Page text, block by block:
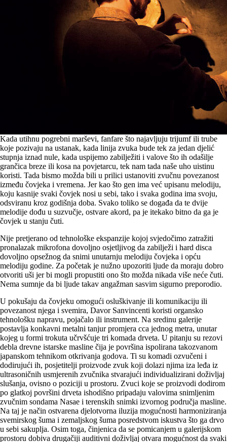
Kada utihnu pogrebni marševi, fanfare što najavljuju trijumf ili trube
koje pozivaju na ustanak, kada linija zvuka bude tek za jedan djelić
stupnja iznad nule, kada uspijemo zabilježiti i valove što ih odašilje
grančica breze ili kosa na povjetarcu, tek nam tada naše uho uistinu
koristi. Tada bismo možda bili u prilici ustanoviti zvučnu povezanost
između čovjeka i vremena. Jer kao što gen ima već upisanu melodiju,
koju kasnije svaki čovjek nosi u sebi, tako i svaka godina ima svoju,
odsviranu kroz godišnja doba. Svako toliko se događa da te dvije
melodije dođu u suzvučje, ostvare akord, pa je itekako bitno da ga je
čovjek u stanju čuti.
Nije pretjerano od tehnološke ekspanzije kojoj svjedočimo zatražiti
pronalazak mikrofona dovoljno osjetljivog da zabilježi i hard disca
dovoljno opsežnog da snimi unutarnju melodiju čovjeka i opću
melodiju godine. Za početak je nužno upozoriti ljude da moraju dobro
otvoriti uši jer bi mogli propustiti ono što možda nikada više neće čuti.
Nema sumnje da bi ljude takav angažman sasvim sigurno preporodio.
U pokušaju da čovjeku omogući osluškivanje ili komunikaciju ili
povezanost njega i svemira, Davor Sanvincenti koristi organsko
tehnološku napravu, pojačalo ili instrument. Na sredinu galerije
postavlja konkavni metalni tanjur promjera cca jednog metra, unutar
kojeg u formi trokuta učrvšćuje tri komada drveta. U pitanju su rezovi
debla drevne istarske masline čija je površina ispolirana takozvanom
japanskom tehnikom otkrivanja godova. Ti su komadi ozvučeni i
dodirujući ih, posjetitelji proizvode zvuk koji dolazi njima iza leđa iz
ultrasoničnih usmjerenih zvučnika stvarajući individualizirani doživljaj
slušanja, ovisno o poziciji u prostoru. Zvuci koje se proizvodi dodirom
po glatkoj površini drveta ishodišno pripadaju valovima snimljenim
zvučnim sondama Nasae i terenskih snimki izvornog područja masline.
Na taj je način ostvarena djelotvorna iluzija mogućnosti harmoniziranja
svemirskog šuma i zemaljskog šuma posredstvom iskustva što ga drvo
u sebi sakuplja. Osim toga, činjenica da se pomicanjem u galerijskom
prostoru dobiva drugačiji auditivni doživljaj otvara mogućnost da svaki